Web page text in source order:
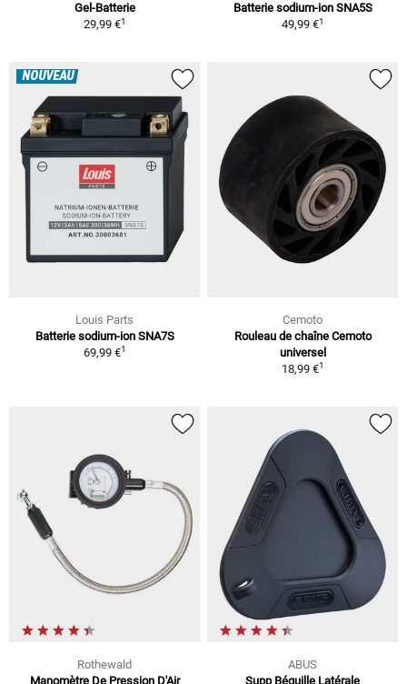
Gel-Batterie
29,99 €1
Batterie sodium-ion SNA5S
49,99 €1
NOUVEAU
Louis Parts
Batterie sodium-ion SNA7S
69,99 €1
Cemoto
Rouleau de chaîne Cemoto
universel
18,99 €1
Rothewald
Manomètre De Pression D'Air
ABUS
Supp Béquille Latérale